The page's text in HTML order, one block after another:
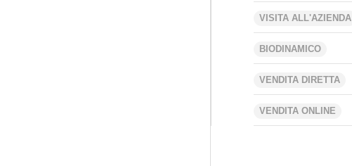
VISITA ALL'AZIENDA
BIODINAMICO
VENDITA DIRETTA
VENDITA ONLINE